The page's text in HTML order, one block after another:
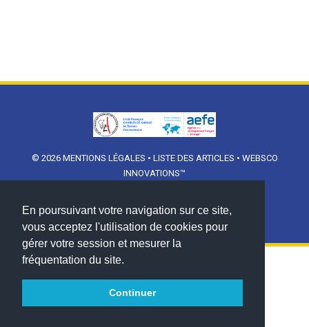
En poursuivant votre navigation sur ce site,
vous acceptez l'utilisation de cookies pour
gérer votre session et mesurer la
fréquentation du site.
Continuer
© 2026 MENTIONS LÉGALES • LISTE DES ARTICLES • WEBSCO
INNOVATIONS™